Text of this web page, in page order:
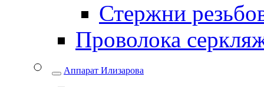
Стержни
Проволока
Аппарат Илизарова